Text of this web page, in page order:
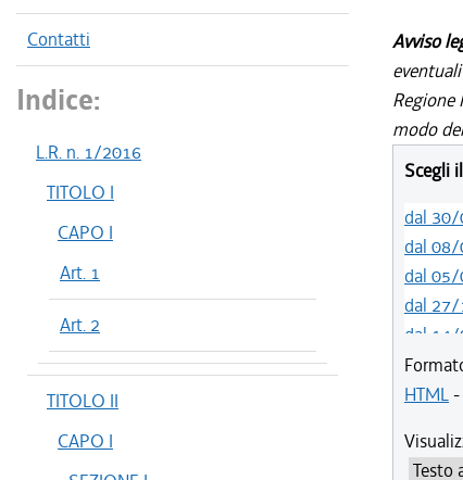
Contatti
Indice:
L.R. n. 1/2016
TITOLO I
CAPO I
Art. 1
Art. 2
TITOLO II
CAPO I
Avviso
Regione
modo
Scegli
dal
dal
dal
dal
dal
dal
dal
dal
HTML-